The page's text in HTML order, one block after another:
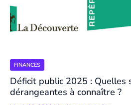
FINANCES
Déficit public 2025 : Quelles
dérangeantes à connaître ?